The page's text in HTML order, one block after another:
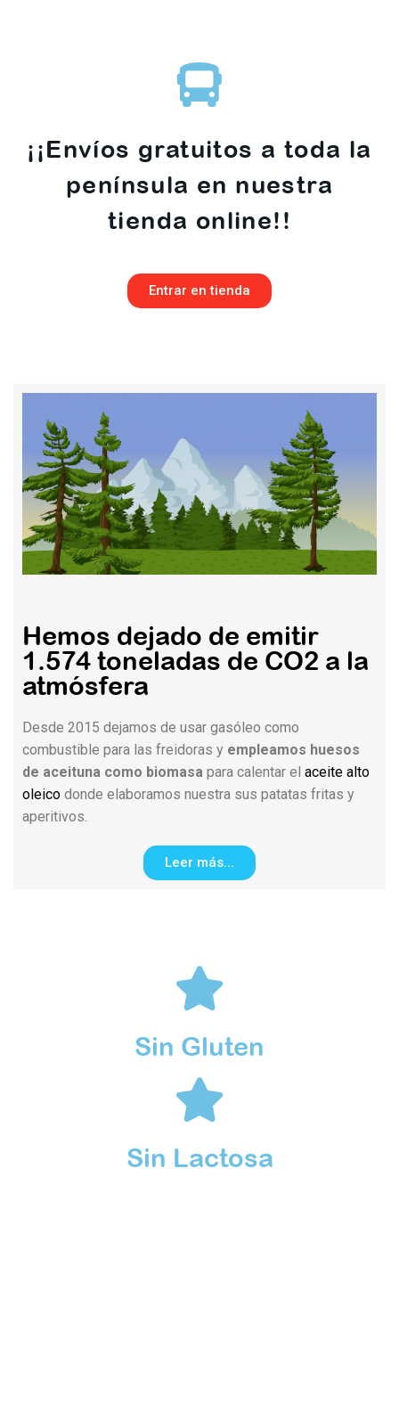
¡¡Envíos gratuitos a toda la
península en nuestra
tienda online!!
Entrar en tienda
Hemos dejado de emitir
1.574 toneladas de CO2 a la
atmósfera​
Desde 2015 dejamos de usar gasóleo como
combustible para las freidoras y empleamos huesos
de aceituna como biomasa para calentar el aceite alto
oleico donde elaboramos nuestra sus patatas fritas y
aperitivos.
Leer más...
Sin Gluten
Sin Lactosa